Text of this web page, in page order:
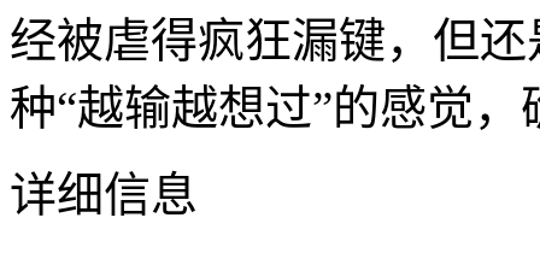
经被虐得疯狂漏键，但
种“越输越想过”的感觉
详细信息